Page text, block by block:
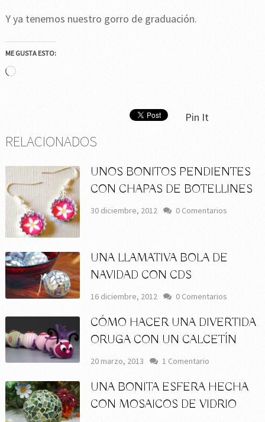
Y ya tenemos nuestro gorro de graduación.
ME GUSTA ESTO:
Cargando...
Pin It
RELACIONADOS
UNOS BONITOS PENDIENTES
CON CHAPAS DE BOTELLINES
30 diciembre, 2012 0 Comentarios
UNA LLAMATIVA BOLA DE
NAVIDAD CON CDS
16 diciembre, 2012 0 Comentarios
CÓMO HACER UNA DIVERTIDA
ORUGA CON UN CALCETÍN
20 marzo, 2013 1 Comentario
UNA BONITA ESFERA HECHA
CON MOSAICOS DE VIDRIO